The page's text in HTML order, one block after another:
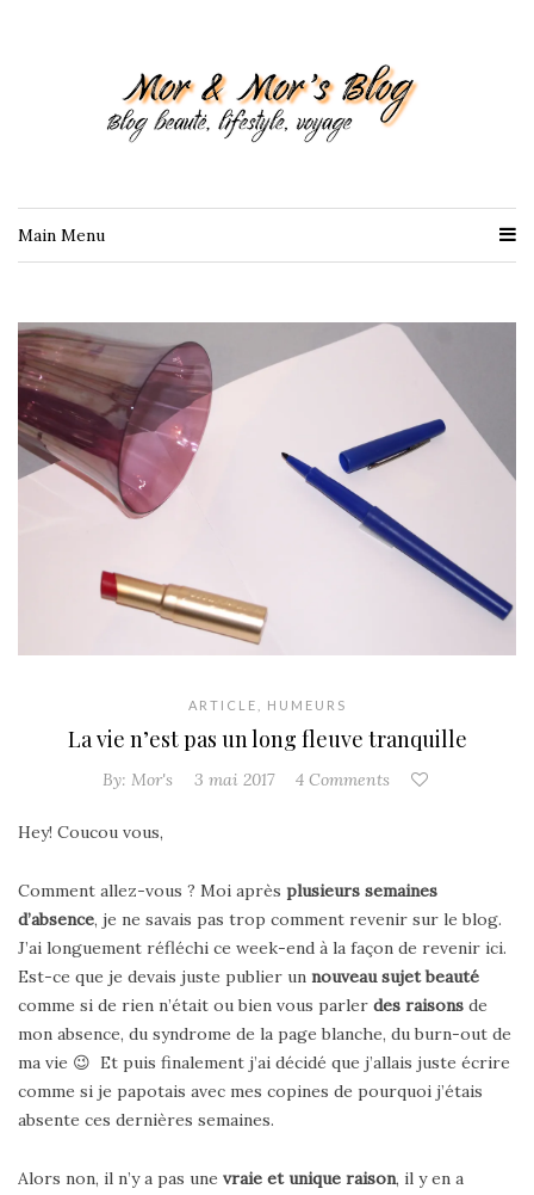
Main Menu
ARTICLE HUMEURS
La vie n’est pas un long fleuve tranquille
By: Mor's 3 mai 2017 4 Comments
Hey! Coucou vous,
Comment allez-vous ? Moi après plusieurs semaines
d’absence, je ne savais pas trop comment revenir sur le blog.
J’ai longuement réfléchi ce week-end à la façon de revenir ici.
Est-ce que je devais juste publier un nouveau sujet beauté
comme si de rien n’était ou bien vous parler des raisons de
mon absence, du syndrome de la page blanche, du burn-out de
ma vie 😉 Et puis finalement j’ai décidé que j’allais juste écrire
comme si je papotais avec mes copines de pourquoi j’étais
absente ces dernières semaines.
Alors non, il n’y a pas une vraie et unique raison, il y en a